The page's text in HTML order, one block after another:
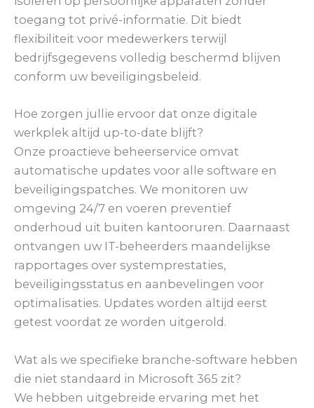
toegang tot privé-informatie. Dit biedt
flexibiliteit voor medewerkers terwijl
bedrijfsgegevens volledig beschermd blijven
conform uw beveiligingsbeleid.
Hoe zorgen jullie ervoor dat onze digitale
werkplek altijd up-to-date blijft?
Onze proactieve beheerservice omvat
automatische updates voor alle software en
beveiligingspatches. We monitoren uw
omgeving 24/7 en voeren preventief
onderhoud uit buiten kantooruren. Daarnaast
ontvangen uw IT-beheerders maandelijkse
rapportages over systemprestaties,
beveiligingsstatus en aanbevelingen voor
optimalisaties. Updates worden altijd eerst
getest voordat ze worden uitgerold.
Wat als we specifieke branche-software hebben
die niet standaard in Microsoft 365 zit?
We hebben uitgebreide ervaring met het